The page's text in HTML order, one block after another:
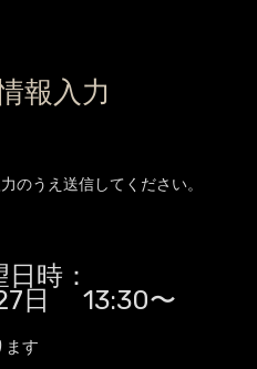
報入力
のうえ送信してください。
時：
日 13:30〜
ます